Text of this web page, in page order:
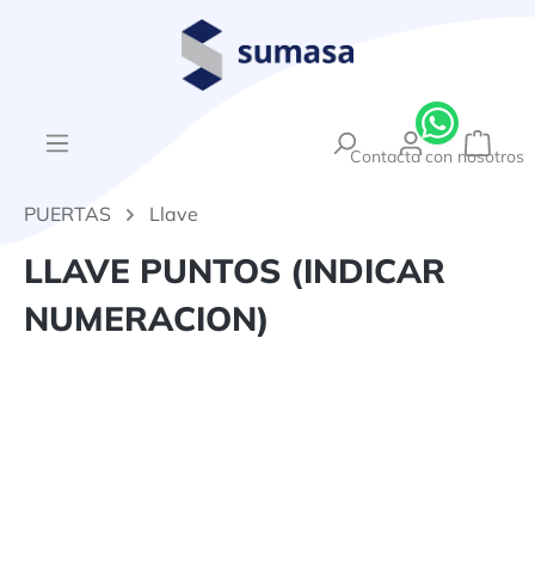
PUERTAS Llave
LLAVE PUNTOS (INDICAR
NUMERACION)
Contacta con nosotros